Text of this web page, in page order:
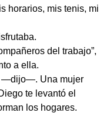
horarios, mis tenis, mi
del trabajo”,
a ella.
—dijo—. Una mujer
te levantó el
los hogares.